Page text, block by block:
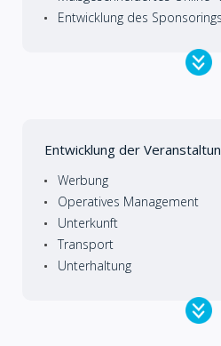
Entwicklung des Sponsorings
Entwicklung der
Werbung
Operatives Management
Unterkunft
Transport
Unterhaltung